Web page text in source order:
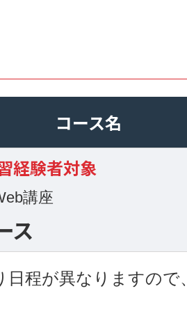
コース名
経験者対象
講座
ス
程が異なりますので